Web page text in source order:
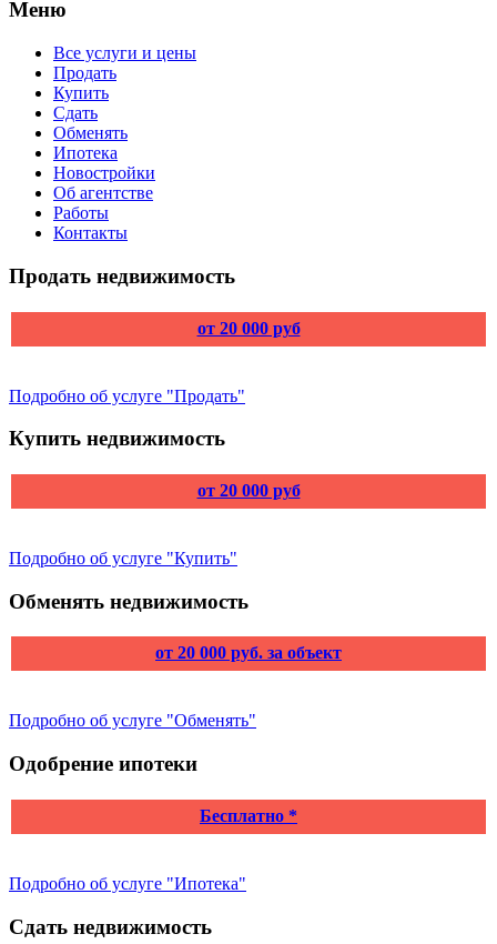
Меню
Все услуги и цены
Продать
Купить
Сдать
Обменять
Ипотека
Новостройки
Об агентстве
Работы
Контакты
Продать недвижимость
от 20 000 руб
Подробно об услуге "Продать"
Купить недвижимость
от 20 000 руб
Подробно об услуге "Купить"
Обменять недвижимость
от 20 000 руб. за объект
Подробно об услуге "Обменять"
Одобрение ипотеки
Бесплатно *
Подробно об услуге "Ипотека"
Сдать недвижимость